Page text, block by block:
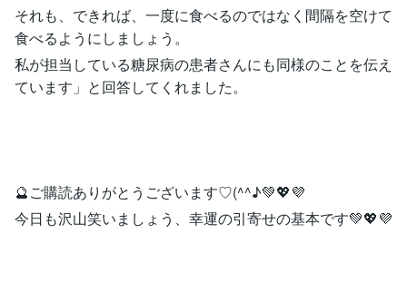
それも、できれば、一度に食べるのではなく間隔を空けて
食べるようにしましょう。
私が担当している糖尿病の患者さんにも同様のことを伝え
ています」と回答してくれました。
🔮ご購読ありがとうございます♡(^^♪💚💖💜
今日も沢山笑いましょう、幸運の引寄せの基本です💚💖💜